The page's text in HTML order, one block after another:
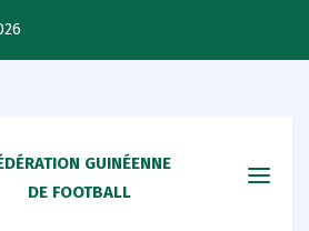
GUINÉENNE
DE FOOTBALL